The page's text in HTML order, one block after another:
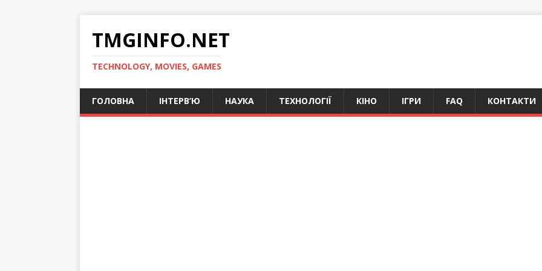
TMGINFO.NET
ТECHNOLOGY, MOVIES, GAMES
ГОЛОВНА ІНТЕРВ’Ю НАУКА ТЕХНОЛОГІЇ КІНО ІГРИ FAQ КОНТАКТИ